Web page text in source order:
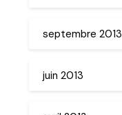
septembre 2013
juin 2013